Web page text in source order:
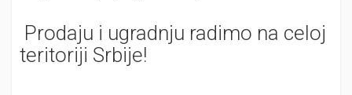
Prodaju i ugradnju radimo na celoj
teritoriji Srbije!